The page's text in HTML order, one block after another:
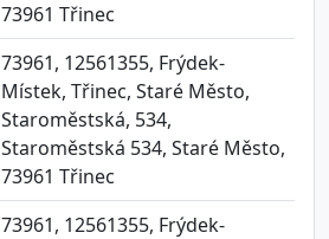
73961 Třinec
73961, 12561355, Frýdek-
Místek, Třinec, Staré Město,
Staroměstská, 534,
Staroměstská 534, Staré Město,
73961 Třinec
73961, 12561355, Frýdek-